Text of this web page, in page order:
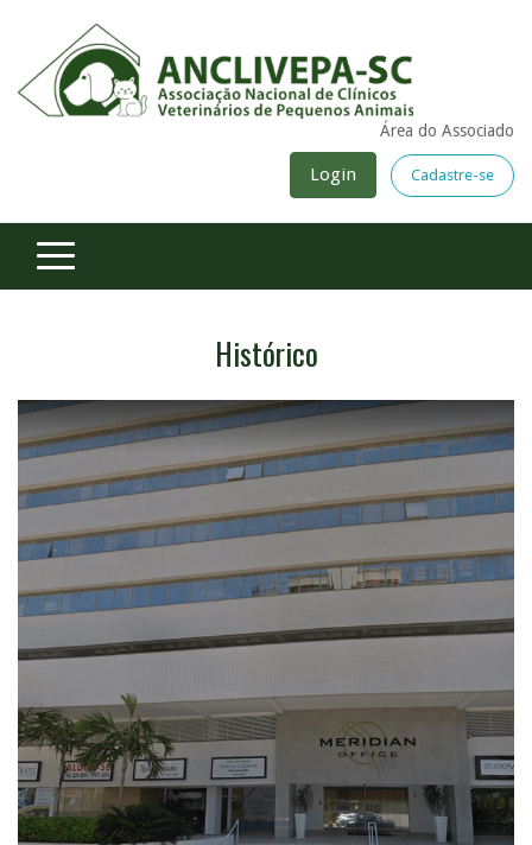
Área do Associado
Login Cadastre-se
Histórico